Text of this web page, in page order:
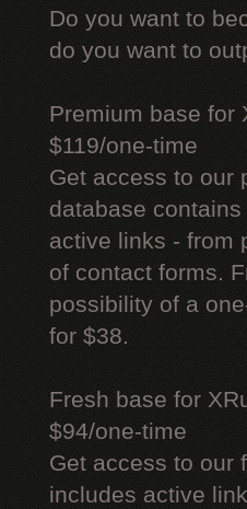
Do you want to
do you want to
Premium base for
$119/one-time
Get access to our
database
active links - from
of contact forms.
possibility of a
for $38.
Fresh base for
$94/one-time
Get access to our
includes active